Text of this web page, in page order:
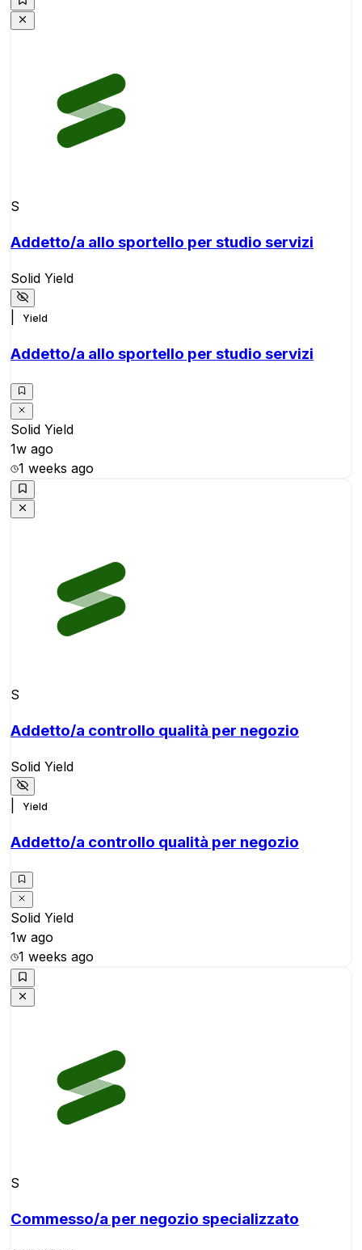
S
Addetto/a allo sportello per studio servizi
Solid Yield
Yield
Addetto/a allo sportello per studio servizi
Solid Yield
1w ago
1 weeks ago
S
Addetto/a controllo qualità per negozio
Solid Yield
Yield
Addetto/a controllo qualità per negozio
Solid Yield
1w ago
1 weeks ago
S
Commesso/a per negozio specializzato